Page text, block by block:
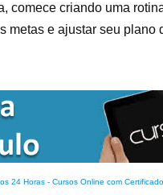
comece criando uma
metas e ajustar seu
24 Horas - Cursos Online com Certificado